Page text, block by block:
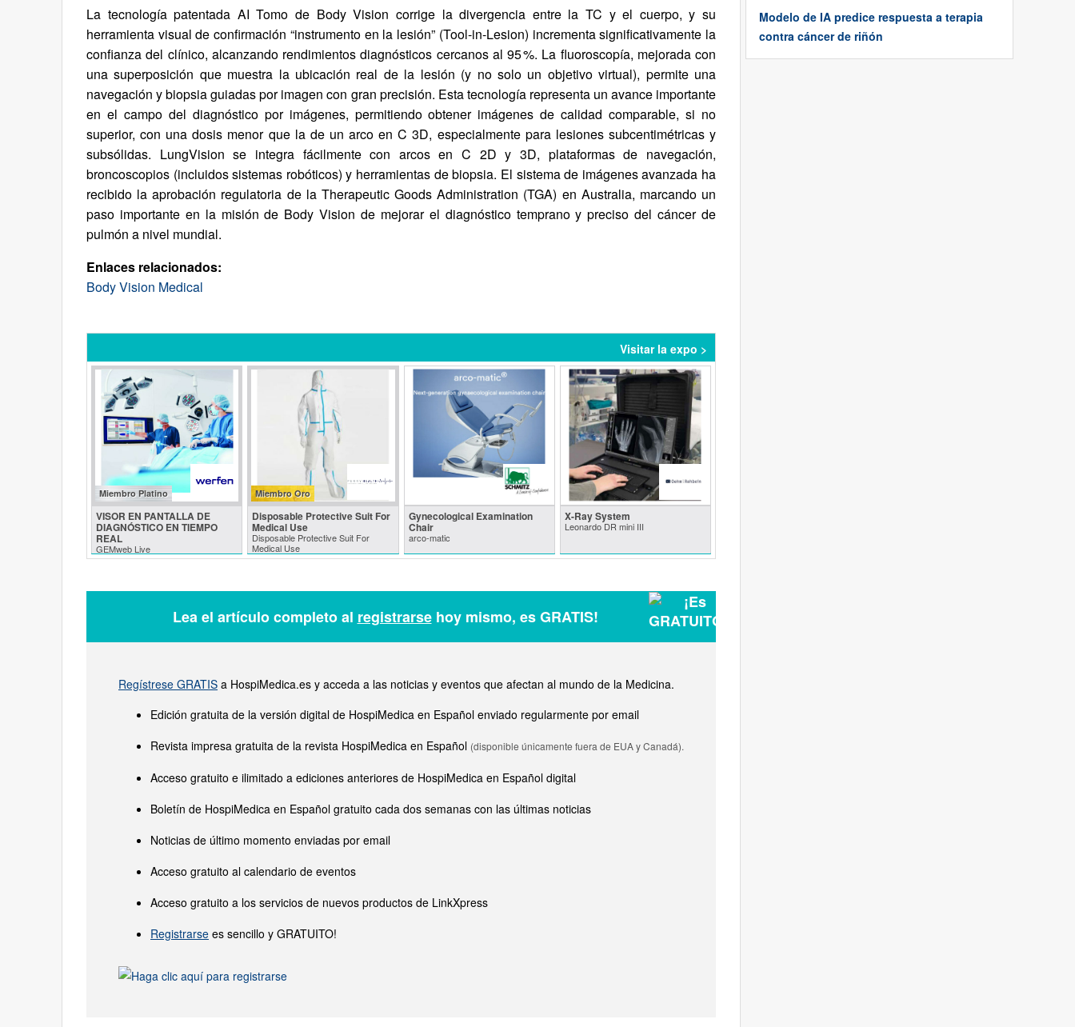
Modelo de IA predice respuesta a terapia
contra cáncer de riñón
La tecnología patentada AI Tomo de Body Vision corrige la divergencia entre la TC y el cuerpo, y su
herramienta visual de confirmación “instrumento en la lesión” (Tool-in-Lesion) incrementa significativamente la
confianza del clínico, alcanzando rendimientos diagnósticos cercanos al 95 %. La fluoroscopía, mejorada con
una superposición que muestra la ubicación real de la lesión (y no solo un objetivo virtual), permite una
navegación y biopsia guiadas por imagen con gran precisión. Esta tecnología representa un avance importante
en el campo del diagnóstico por imágenes, permitiendo obtener imágenes de calidad comparable, si no
superior, con una dosis menor que la de un arco en C 3D, especialmente para lesiones subcentimétricas y
subsólidas. LungVision se integra fácilmente con arcos en C 2D y 3D, plataformas de navegación,
broncoscopios (incluidos sistemas robóticos) y herramientas de biopsia. El sistema de imágenes avanzada ha
recibido la aprobación regulatoria de la Therapeutic Goods Administration (TGA) en Australia, marcando un
paso importante en la misión de Body Vision de mejorar el diagnóstico temprano y preciso del cáncer de
pulmón a nivel mundial.
Enlaces relacionados:
Body Vision Medical
Visitar la expo >
Miembro Platino
VISOR EN PANTALLA DE
DIAGNÓSTICO EN TIEMPO
REAL
GEMweb Live
Miembro Oro
Disposable Protective Suit For
Medical Use
Disposable Protective Suit For
Medical Use
Gynecological Examination
Chair
arco-matic
X-Ray System
Leonardo DR mini III
Lea el artículo completo al registrarsehoy mismo, es GRATIS!
Regístrese GRATIS a HospiMedica.es y acceda a las noticias y eventos que afectan al mundo de la Medicina.
Edición gratuita de la versión digital de HospiMedica en Español enviado regularmente por email
Revista impresa gratuita de la revista HospiMedica en Español (disponible únicamente fuera de EUA y Canadá).
Acceso gratuito e ilimitado a ediciones anteriores de HospiMedica en Español digital
Boletín de HospiMedica en Español gratuito cada dos semanas con las últimas noticias
Noticias de último momento enviadas por email
Acceso gratuito al calendario de eventos
Acceso gratuito a los servicios de nuevos productos de LinkXpress
Registrarse es sencillo y GRATUITO!